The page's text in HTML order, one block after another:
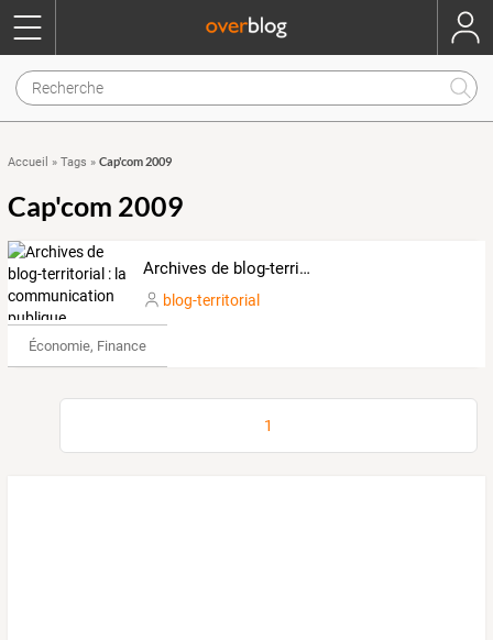
Accueil » Tags » Cap'com 2009
Cap'com 2009
Archives de blog-territorial : la communication publique territoriale en partage
blog-territorial
Économie, Finance & Droit
1